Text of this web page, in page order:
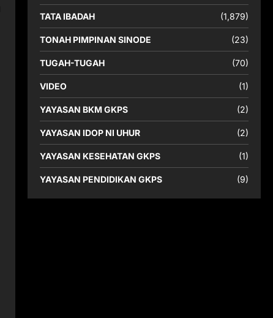
TATA IBADAH (1,879)
TONAH PIMPINAN SINODE (23)
TUGAH-TUGAH (70)
VIDEO (1)
YAYASAN BKM GKPS (2)
YAYASAN IDOP NI UHUR (2)
YAYASAN KESEHATAN GKPS (1)
YAYASAN PENDIDIKAN GKPS (9)